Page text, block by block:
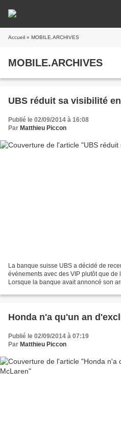
Accueil » MOBILE.ARCHIVES
MOBILE.ARCHIVES
UBS réduit sa visibilité
Publié le 02/09/2014 à 16:08
Par Matthieu Piccon
La banque suisse UBS a décidé de
événements avec des VIP plutôt que de
Lorsque la banque avait annoncé son
Honda n'a qu'un an
Publié le 02/09/2014 à 07:19
Par Matthieu Piccon